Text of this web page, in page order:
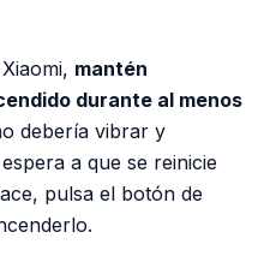
mantén
durante al menos
debería vibrar y
a que se reinicie
pulsa el botón de